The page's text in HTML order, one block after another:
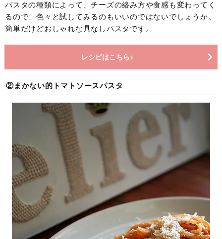
パスタの種類によって、チーズの絡み方や食感も変わってく
るので、色々と試してみるのもいいのではないでしょうか。
簡単だけどおしゃれな具なしパスタです。
レシピはこちら♪
②まかない的トマトソースパスタ